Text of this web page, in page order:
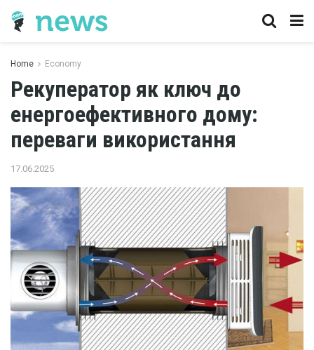
Home Economy
Рекуператор як ключ до
енергоефективного дому:
переваги використання
17.06.2025